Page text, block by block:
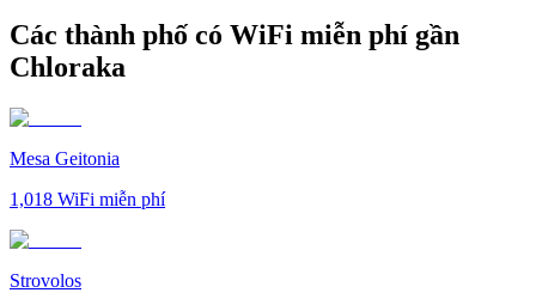
Các thành phố có WiFi miễn phí gần
Chloraka
Mesa Geitonia
1,018 WiFi miễn phí
Strovolos